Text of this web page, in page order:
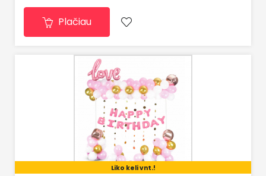
padaryti bus derinti fizinę veiklą su puikia pramoga!
Šiam tikslui puikiai tiks visureigis dviratis! Nusipirkę
vaikui stumdomą dviratį, jis galės įdomiai
Plačiau
Liko keli vnt.!